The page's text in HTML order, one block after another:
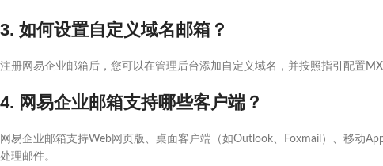
3. 如何设置自定义域名邮箱？
注册网易企业邮箱后，您可以在管理后台添加自定义域名，并按照指引配置
4. 网易企业邮箱支持哪些客户端？
网易企业邮箱支持Web网页版、桌面客户端（如Outlook、Foxmail）、移动
处理邮件。